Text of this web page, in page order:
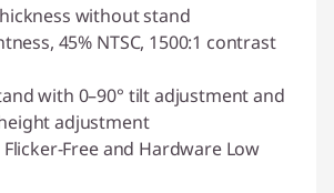
without stand
45% NTSC, 1500:1 contrast
with 0–90° tilt adjustment and
adjustment
Free and Hardware Low